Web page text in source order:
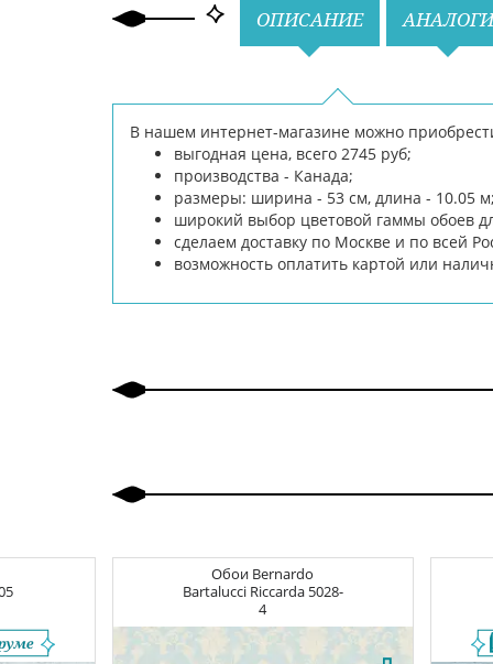
ОПИСАНИЕ АНАЛОГИ
В нашем интернет-магазине можно
выгодная цена, всего 2745 руб;
производства - Канада;
размеры: ширина - 53 см, длина - 10.05 м;
широкий выбор цветовой гаммы обоев
сделаем доставку по Москве и по всей
возможность оплатить картой или
Обои Bernardo
Bartalucci Riccarda 5028-
4